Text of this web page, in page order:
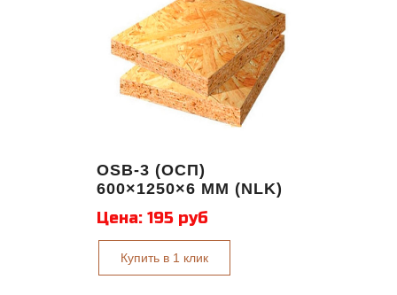
OSB-3 (ОСП)
600×1250×6 ММ (NLK)
Цена: 195 руб
Купить в 1 клик